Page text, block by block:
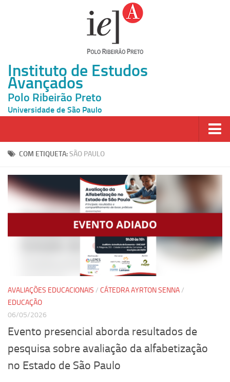
Instituto de Estudos
Avançados
Polo Ribeirão Preto
Universidade de São Paulo
Página Inicial
Inscrição
em Saúde com foco em Populações Vulneráveis
(Confluencia)
Grupos de estudo encerrados
Grupos de Pesquisa
COM ETIQUETA:SÃO PAULO
AVALIAÇÕES EDUCACIONAIS / CÁTEDRA AYRTON SENNA/
EDUCAÇÃO
06/05/2026
Evento presencial aborda resultados de
pesquisa sobre avaliação da alfabetização
no Estado de São Paulo